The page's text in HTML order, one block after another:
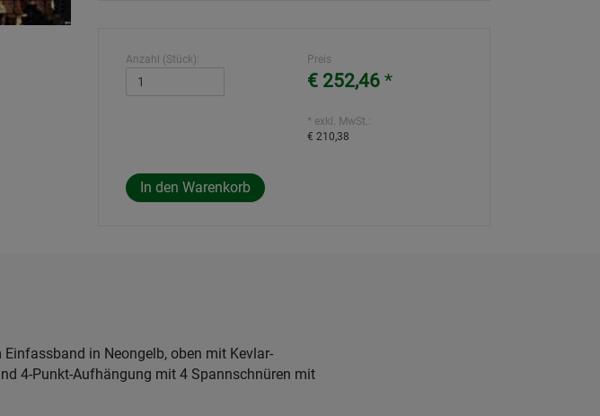
Anzahl (Stück): Preis
€ 252,46 *
* exkl. MwSt.:
€ 210,38
in Neongelb, oben mit Kevlar-
4-Punkt-Aufhängung mit 4 Spannschnüren mit